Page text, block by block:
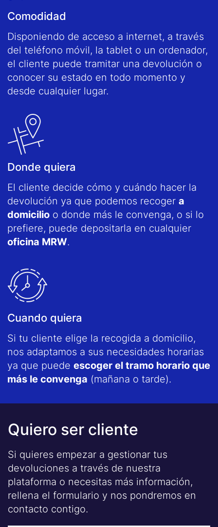
Comodidad
Disponiendo de acceso a internet, a través
del teléfono móvil, la tablet o un ordenador,
el cliente puede tramitar una devolución o
conocer su estado en todo momento y
desde cualquier lugar.
Donde quiera
El cliente decide cómo y cuándo hacer la
devolución ya que podemos recoger a
domicilio o donde más le convenga, o si lo
prefiere, puede depositarla en cualquier
oficina MRW.
Cuando quiera
Si tu cliente elige la recogida a domicilio,
nos adaptamos a sus necesidades horarias
ya que puede escoger el tramo horario que
más le convenga (mañana o tarde).
Quiero ser cliente
Si quieres empezar a gestionar tus
devoluciones a través de nuestra
plataforma o necesitas más información,
rellena el formulario y nos pondremos en
contacto contigo.